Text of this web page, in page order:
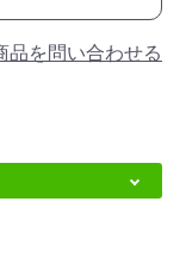
品を問い合わせる